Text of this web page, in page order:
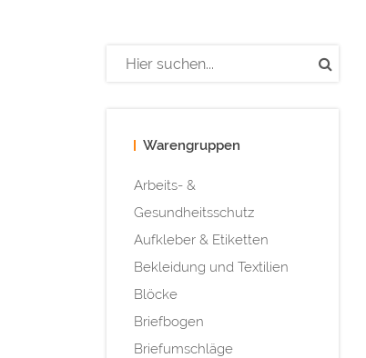
Warengruppen
Arbeits- &
Gesundheitsschutz
Aufkleber & Etiketten
Bekleidung und Textilien
Blöcke
Briefbogen
Briefumschläge